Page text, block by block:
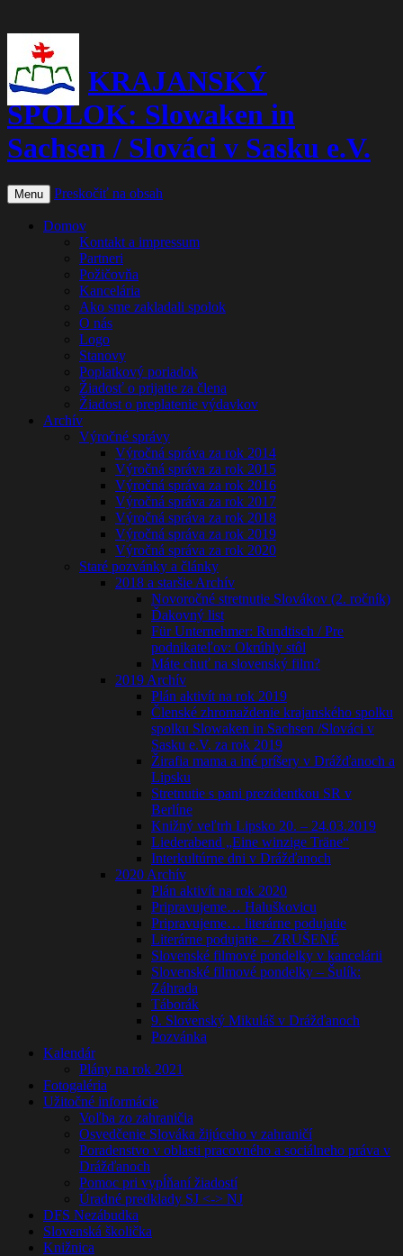
KRAJANSKÝ
SPOLOK: Slowaken in
Sachsen / Slováci v Sasku e.V.
Menu Preskočiť na obsah
Domov
Kontakt a impressum
Partneri
Požičovňa
Kancelária
Ako sme zakladali spolok
O nás
Logo
Stanovy
Poplatkový poriadok
Žiadosť o prijatie za člena
Žiadost o preplatenie výdavkov
Archív
Výročné správy
Výročná správa za rok 2014
Výročná správa za rok 2015
Výročná správa za rok 2016
Výročná správa za rok 2017
Výročná správa za rok 2018
Výročná správa za rok 2019
Výročná správa za rok 2020
Staré pozvánky a články
2018 a staršie Archív
Novoročné stretnutie Slovákov (2. ročník)
Ďakovný list
Für Unternehmer: Rundtisch / Pre
podnikateľov: Okrúhly stôl
Máte chuť na slovenský film?
2019 Archív
Plán aktivít na rok 2019
Členské zhromaždenie krajanského spolku
spolku Slowaken in Sachsen /Slováci v
Sasku e.V. za rok 2019
Žirafia mama a iné príšery v Drážďanoch a
Lipsku
Stretnutie s pani prezidentkou SR v
Berlíne
Knižný veľtrh Lipsko 20. – 24.03.2019
Liederabend „Eine winzige Träne“
Interkultúrne dni v Drážďanoch
2020 Archív
Plán aktivít na rok 2020
Pripravujeme… Haluškovicu
Pripravujeme… literárne podujatie
Literárne podujatie – ZRUŠENÉ
Slovenské filmové pondelky v kancelárii
Slovenské filmové pondelky – Šulík:
Záhrada
Táborák
9. Slovenský Mikuláš v Drážďanoch
Pozvánka
Kalendár
Plány na rok 2021
Fotogaléria
Užitočné informácie
Voľba zo zahraničia
Osvedčenie Slováka žijúceho v zahraničí
Poradenstvo v oblasti pracovného a sociálneho práva v
Drážďanoch
Pomoc pri vypĺňaní žiadostí
Úradné predklady SJ <-> NJ
DFS Nezábudka
Slovenská školička
Knižnica